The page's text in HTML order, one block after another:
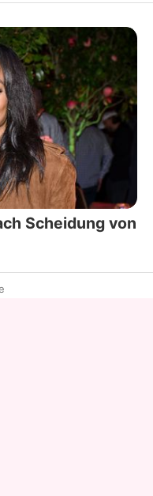
Scheidung von